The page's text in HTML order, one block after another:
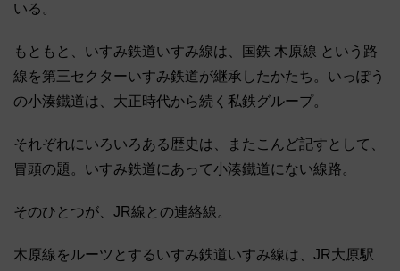
いる。
もともと、いすみ鉄道いすみ線は、国鉄 木原線 という路
線を第三セクターいすみ鉄道が継承したかたち。いっぽう
の小湊鐵道は、大正時代から続く私鉄グループ。
それぞれにいろいろある歴史は、またこんど記すとして、
冒頭の題。いすみ鉄道にあって小湊鐵道にない線路。
そのひとつが、JR線との連絡線。
木原線をルーツとするいすみ鉄道いすみ線は、JR大原駅